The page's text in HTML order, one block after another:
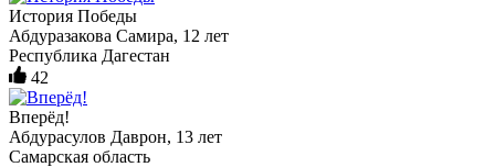
История Победы
Абдуразакова Самира, 12 лет
Республика Дагестан
42
Вперёд!
Абдурасулов Даврон, 13 лет
Самарская область